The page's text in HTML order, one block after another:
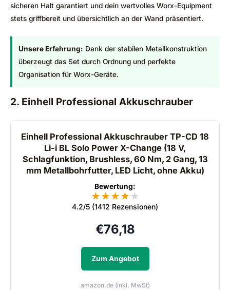
sicheren Halt garantiert und dein wertvolles Worx-Equipment
stets griffbereit und übersichtlich an der Wand präsentiert.
Unsere Erfahrung: Dank der stabilen Metallkonstruktion
überzeugt das Set durch Ordnung und perfekte
Organisation für Worx-Geräte.
2. Einhell Professional Akkuschrauber
Einhell Professional Akkuschrauber TP-CD 18
Li-i BL Solo Power X-Change (18 V,
Schlagfunktion, Brushless, 60 Nm, 2 Gang, 13
mm Metallbohrfutter, LED Licht, ohne Akku)
Bewertung:
★★★★★
★
4.2/5 (1412 Rezensionen)
€76,18
Zum Angebot
amazon.de (inkl. MwSt)